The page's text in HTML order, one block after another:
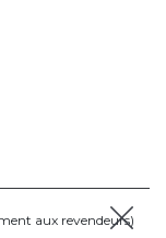
aux revendeurs)